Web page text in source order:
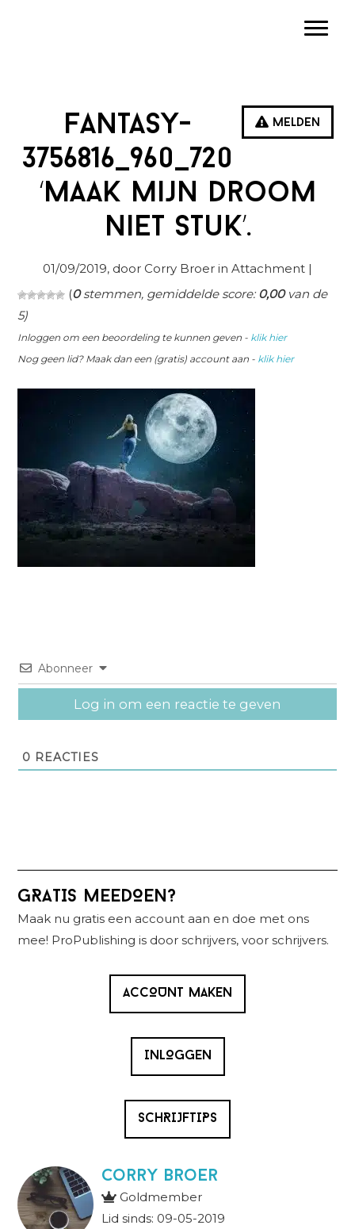
Melden
fantasy-
3756816_960_720
‘Maak mijn droom
niet stuk’.
01/09/2019, door Corry Broer in Attachment |
(0stemmen, gemiddelde score:0,00van de
5)
Inloggen om een beoordeling te kunnen geven - klik hier
Nog geen lid? Maak dan een (gratis) account aan - klik hier
Abonneer
Log in om een reactie te geven
0 REACTIES
Primaire
Sidebar
GRATIS MEEDOEN?
Maak nu gratis een account aan en doe met ons
mee! ProPublishing is door schrijvers, voor schrijvers.
ACCOUNT MAKEN
INLOGGEN
SCHRIJFTIPS
Corry Broer
Goldmember
Lid sinds: 09-05-2019